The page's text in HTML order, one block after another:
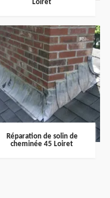
Loiret
Réparation de solin de
cheminée 45 Loiret